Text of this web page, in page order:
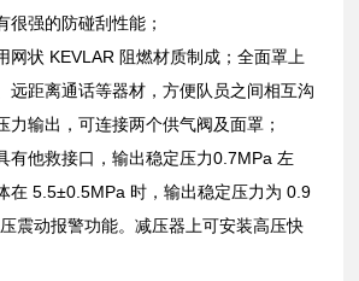
很强的防碰刮性能；
网状 KEVLAR 阻燃材质制成；全面罩上
远距离通话等器材，方便队员之间相互沟
力输出，可连接两个供气阀及面罩；
有他救接口，输出稳定压力0.7MPa 左
在 5.5±0.5MPa 时，输出稳定压力为 0.9
震动报警功能。减压器上可安装高压快